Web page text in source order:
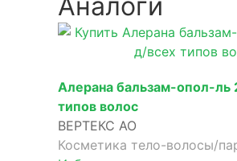
Алерана бальзам-опол-ль
типов волос
ВЕРТЕКС АО
Косметика тело-волосы/